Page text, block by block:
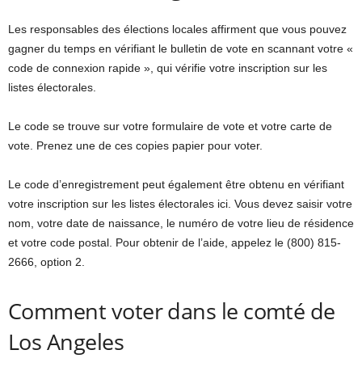
Les responsables des élections locales affirment que vous pouvez
gagner du temps en vérifiant le bulletin de vote en scannant votre «
code de connexion rapide », qui vérifie votre inscription sur les
listes électorales.
Le code se trouve sur votre formulaire de vote et votre carte de
vote. Prenez une de ces copies papier pour voter.
Le code d’enregistrement peut également être obtenu en vérifiant
votre inscription sur les listes électorales ici. Vous devez saisir votre
nom, votre date de naissance, le numéro de votre lieu de résidence
et votre code postal. Pour obtenir de l’aide, appelez le (800) 815-
2666, option 2.
Comment voter dans le comté de
Los Angeles